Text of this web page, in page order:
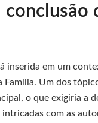
inserida em um
Família. Um dos
o que exigiria a
com as